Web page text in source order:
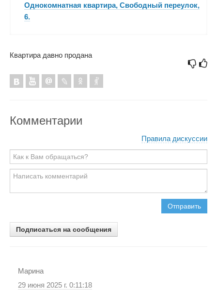
Однокомнатная квартира, Свободный переулок,
6.
Квартира давно продана
Комментарии
Правила дискуссии
Отправить
Подписаться на сообщения
Марина
29 июня 2025 г. 0:11:18